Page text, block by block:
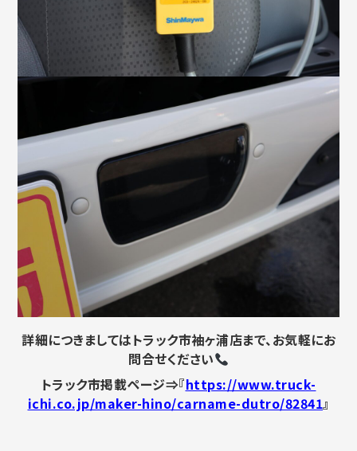
詳細につきましてはトラック市袖ヶ浦店まで、お気軽にお
問合せください
トラック市掲載ページ⇒『https://www.truck-
ichi.co.jp/maker-hino/carname-dutro/82841』